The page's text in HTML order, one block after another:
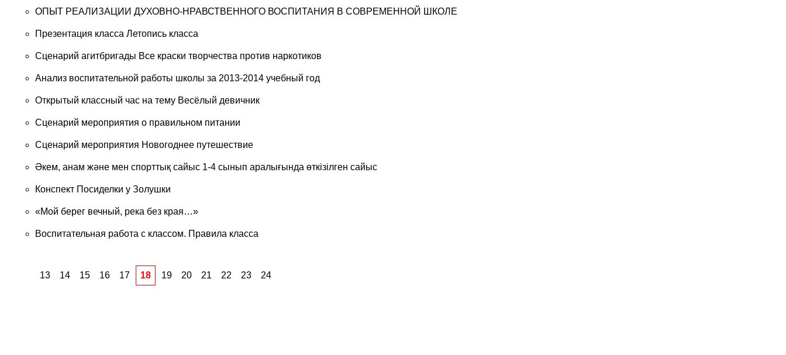
ОПЫТ РЕАЛИЗАЦИИ ДУХОВНО-НРАВСТВЕННОГО ВОСПИТАНИЯ В СОВРЕМЕННОЙ ШКОЛЕ
Презентация класса Летопись класса
Сценарий агитбригады Все краски творчества против наркотиков
Анализ воспитательной работы школы за 2013-2014 учебный год
Открытый классный час на тему Весёлый девичник
Сценарий мероприятия о правильном питании
Сценарий мероприятия Новогоднее путешествие
Әкем, анам және мен спорттық сайыс 1-4 сынып аралығында өткізілген сайыс
Конспект Посиделки у Золушки
«Мой берег вечный, река без края…»
Воспитательная работа с классом. Правила класса
13 14 15 16 17 18 19 20 21 22 23 24